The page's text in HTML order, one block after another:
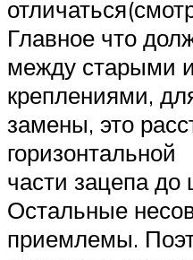
Главное что
между старыми
креплениями,
замены, это
горизонтальной
части зацепа до
Остальные
приемлемы.